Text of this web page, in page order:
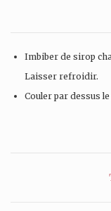
Imbiber de sirop
Laisser refroidir.
Couler par dessus